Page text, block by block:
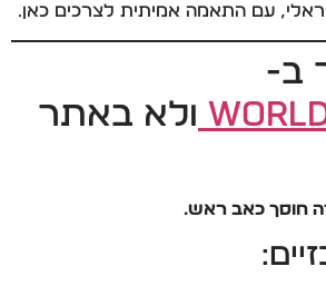
עם התאמה אמיתית לצרכים כאן.
ב-
ולא באתר
חוסך כאב ראש.